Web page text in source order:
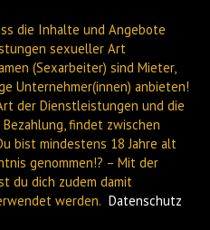
HOF
die Inhalte und Angebote
sexueller Art
(Sexarbeiter) sind Mieter,
Unternehmer(innen) anbieten!
der Dienstleistungen und die
findet zwischen
bist mindestens 18 Jahre alt
genommen!? – Mit der
du dich zudem damit
werden. Datenschutz